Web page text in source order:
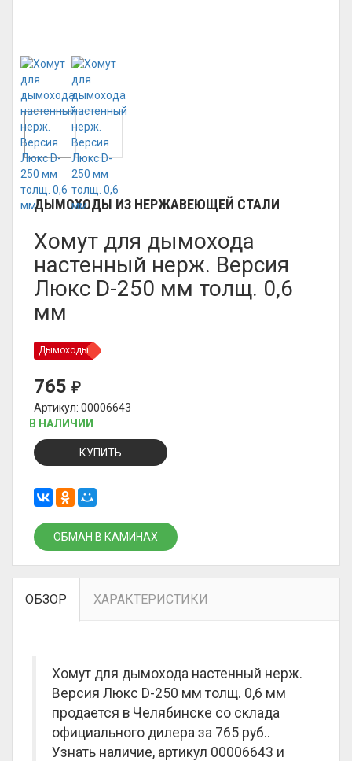
ДЫМОХОДЫ ИЗ НЕРЖАВЕЮЩЕЙ СТАЛИ
Хомут для дымохода
настенный нерж. Версия
Люкс D-250 мм толщ. 0,6
мм
Дымоходы
765 ₽
Артикул: 00006643
В НАЛИЧИИ
КУПИТЬ
ОБМАН В КАМИНАХ
ОБЗОР ХАРАКТЕРИСТИКИ
Хомут для дымохода настенный нерж.
Версия Люкс D-250 мм толщ. 0,6 мм
продается в Челябинске со склада
официального дилера за 765 руб..
Узнать наличие, артикул 00006643 и